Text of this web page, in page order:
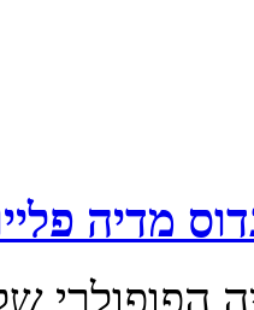
מדיה פלייר 11